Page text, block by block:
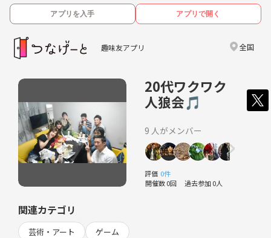
アプリを入手 アプリで開く
趣味友アプリ 全国
20代ワクワク
人狼会🎵
9 人がメンバー
評価 0件
開催数 0回 過去参加 0人
関連カテゴリ
芸術・アート ゲーム